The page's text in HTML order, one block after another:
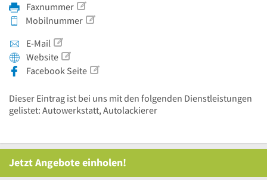
Faxnummer
Mobilnummer
E-Mail
Website
Facebook Seite
Dieser Eintrag ist bei uns mit den folgenden Dienstleistungen
gelistet: Autowerkstatt, Autolackierer
Jetzt Angebote einholen!